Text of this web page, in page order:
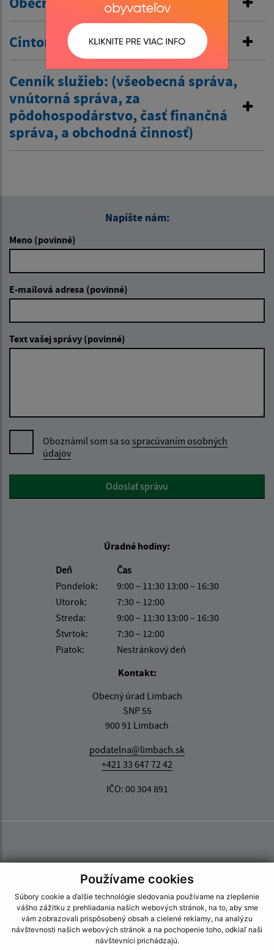
Používame cookies
Súbory cookie a ďalšie technológie sledovania používame na zlepšenie
vášho zážitku z prehliadania našich webových stránok, na to, aby sme
vám zobrazovali prispôsobený obsah a cielené reklamy, na analýzu
návštevnosti našich webových stránok a na pochopenie toho, odkiaľ naši
návštevníci prichádzajú.
Cintorínske poplatky
Cenník služieb: (všeobecná správa,
vnútorná správa, za
pôdohospodárstvo, časť finančná
správa, a obchodná činnosť)
Napíšte nám:
Meno (povinné)
E-mailová adresa (povinné)
Text vašej správy (povinné)
Oboznámil som sa so spracúvaním osobných
údajov
Google reCaptcha ResponseOdoslať správu
Úradné hodiny:
Deň
Čas
Pondelok:
9:00 – 11:30 13:00 – 16:30
Utorok:
7:30 – 12:00
Streda:
9:00 – 11:30 13:00 – 16:30
Štvrtok:
7:30 – 12:00
Piatok:
Nestránkový deň
Kontakt:
Obecný úrad Limbach
SNP 55
900 91 Limbach
podatelna@limbach.sk
+421 33 647 72 42
IČO: 00 304 891